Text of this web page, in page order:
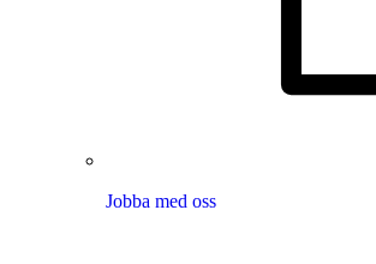
Jobba med oss